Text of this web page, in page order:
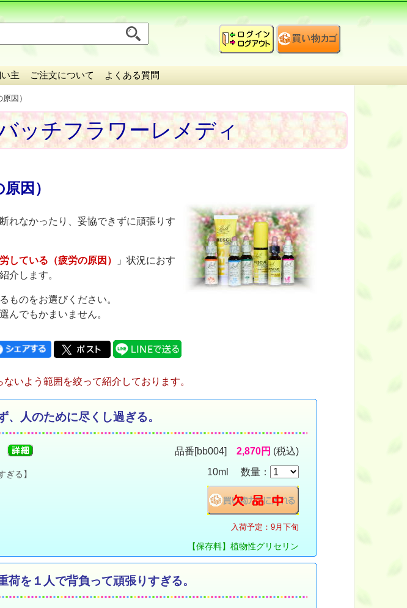
主 ご注文について よくある質問
因）
ッチフラワーレメディ
因）
れなかったり、妥協できずに頑張りす
している（疲労の原因）
」状況におす
介します。
ものをお選びください。
んでもかまいません。
いよう範囲を絞って紹介しております。
、人のために尽くし過ぎる。
ぎる】
品番[bb004] 2,870円 (税込)
10ml 数量：
入荷予定：9月下旬
【保存料】植物性グリセリン
荷を１人で背負って頑張りすぎる。